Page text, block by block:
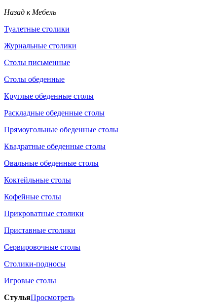
Назад к Мебель
Туалетные столики
Журнальные столики
Столы письменные
Столы обеденные
Круглые обеденные столы
Раскладные обеденные столы
Прямоугольные обеденные столы
Квадратные обеденные столы
Овальные обеденные столы
Коктейльные столы
Кофейные столы
Прикроватные столики
Приставные столики
Сервировочные столы
Столики-подносы
Игровые столы
СтульяПросмотреть